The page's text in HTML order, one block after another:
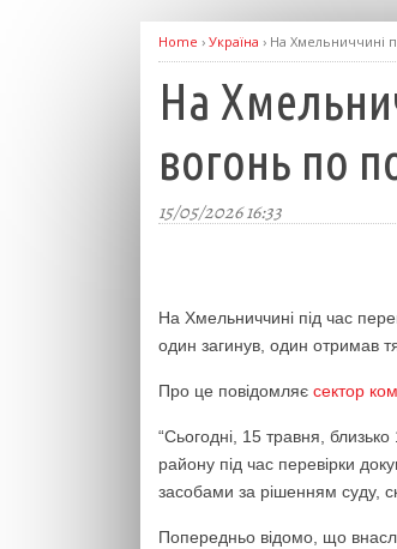
Home › Україна › На Хмельниччині
На
вогонь по
15/05/2026 16:33
На Хмельниччині під час
один загинув, один отримав
Про це повідомляє сектор
“Сьогодні, 15 травня,
району під час перевірки
засобами за рішенням суду,
Попередньо відомо, що